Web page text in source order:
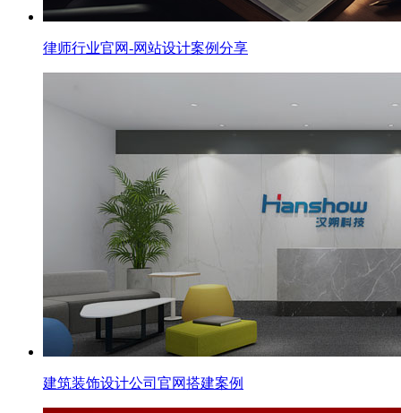
律师行业官网-网站设计案例分享
建筑装饰设计公司官网搭建案例